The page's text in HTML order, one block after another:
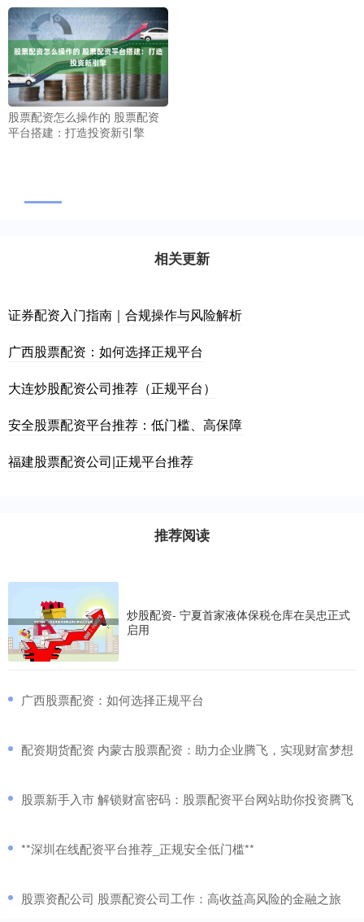
股票配资怎么操作的 股票配资
平台搭建：打造投资新引擎
相关更新
证券配资入门指南｜合规操作与风险解析
广西股票配资：如何选择正规平台
大连炒股配资公司推荐（正规平台）
安全股票配资平台推荐：低门槛、高保障
福建股票配资公司|正规平台推荐
推荐阅读
炒股配资- 宁夏首家液体保税仓库在吴忠正式
启用
​广西股票配资：如何选择正规平台
​配资期货配资 内蒙古股票配资：助力企业腾飞，实现财富梦想
​股票新手入市 解锁财富密码：股票配资平台网站助你投资腾飞
​**深圳在线配资平台推荐_正规安全低门槛**
​股票资配公司 股票配资公司工作：高收益高风险的金融之旅